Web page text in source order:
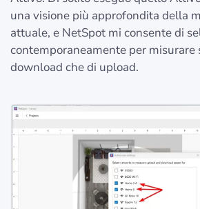
una visione più approfondita della
attuale, e NetSpot mi consente di
contemporaneamente per misurare
download che di upload.